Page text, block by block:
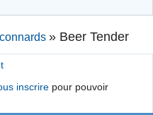
» Beer Tender
inscrirepour pouvoir